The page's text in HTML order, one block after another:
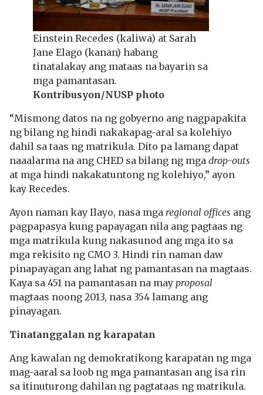
Einstein Recedes (kaliwa) at Sarah
Jane Elago (kanan) habang
tinatalakay ang mataas na bayarin sa
mga pamantasan.
Kontribusyon/NUSP photo
“Mismong datos na ng gobyerno ang nagpapakita
ng bilang ng hindi nakakapag-aral sa kolehiyo
dahil sa taas ng matrikula. Dito pa lamang dapat
naaalarma na ang CHED sa bilang ng mga drop-outs
at mga hindi nakakatuntong ng kolehiyo,” ayon
kay Recedes.
Ayon naman kay Ilayo, nasa mga regional offices ang
pagpapasya kung papayagan nila ang pagtaas ng
mga matrikula kung nakasunod ang mga ito sa
mga rekisito ng CMO 3. Hindi rin naman daw
pinapayagan ang lahat ng pamantasan na magtaas.
Kaya sa 451 na pamantasan na may proposal
magtaas noong 2013, nasa 354 lamang ang
pinayagan.
Tinatanggalan ng karapatan
Ang kawalan ng demokratikong karapatan ng mga
mag-aaral sa loob ng mga pamantasan ang isa rin
sa itinuturong dahilan ng pagtataas ng matrikula.